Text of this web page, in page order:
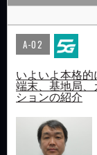
A-02
いよいよ本格的
端末、基地局、
ションの紹介